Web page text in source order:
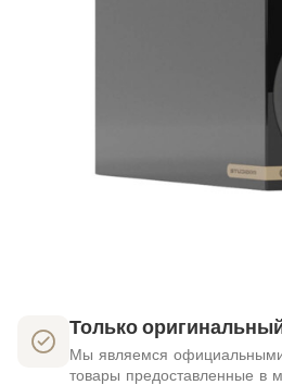
Только
Мы являемся
товары предоставленные в